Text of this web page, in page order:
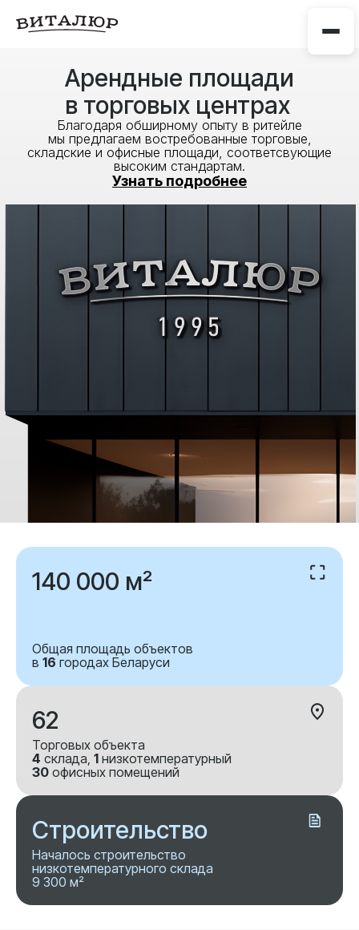
Арендные площади
в торговых центрах
Благодаря обширному опыту в ритейле
мы предлагаем востребованные торговые,
складские и офисные площади, соответсвующие
высоким стандартам.
Узнать подробнее
140 000 м²
Общая площадь объектов
в 16 городах Беларуси
62
Торговых объекта
4 склада, 1 низкотемпературный
30 офисных помещений
Строительство
Началось строительство
низкотемпературного склада
9 300 м²